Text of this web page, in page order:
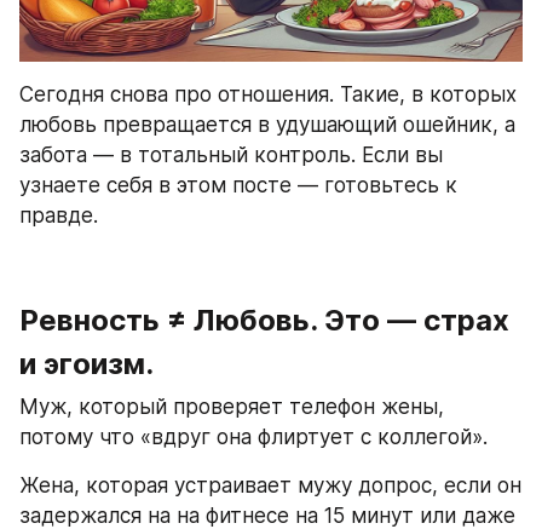
Сегодня снова про отношения. Такие, в которых
любовь превращается в удушающий ошейник, а
забота — в тотальный контроль. Если вы
узнаете себя в этом посте — готовьтесь к
правде.
Ревность ≠ Любовь. Это — страх
и эгоизм.
Муж, который проверяет телефон жены,
потому что «вдруг она флиртует с коллегой».
Жена, которая устраивает мужу допрос, если он
задержался на на фитнесе на 15 минут или даже